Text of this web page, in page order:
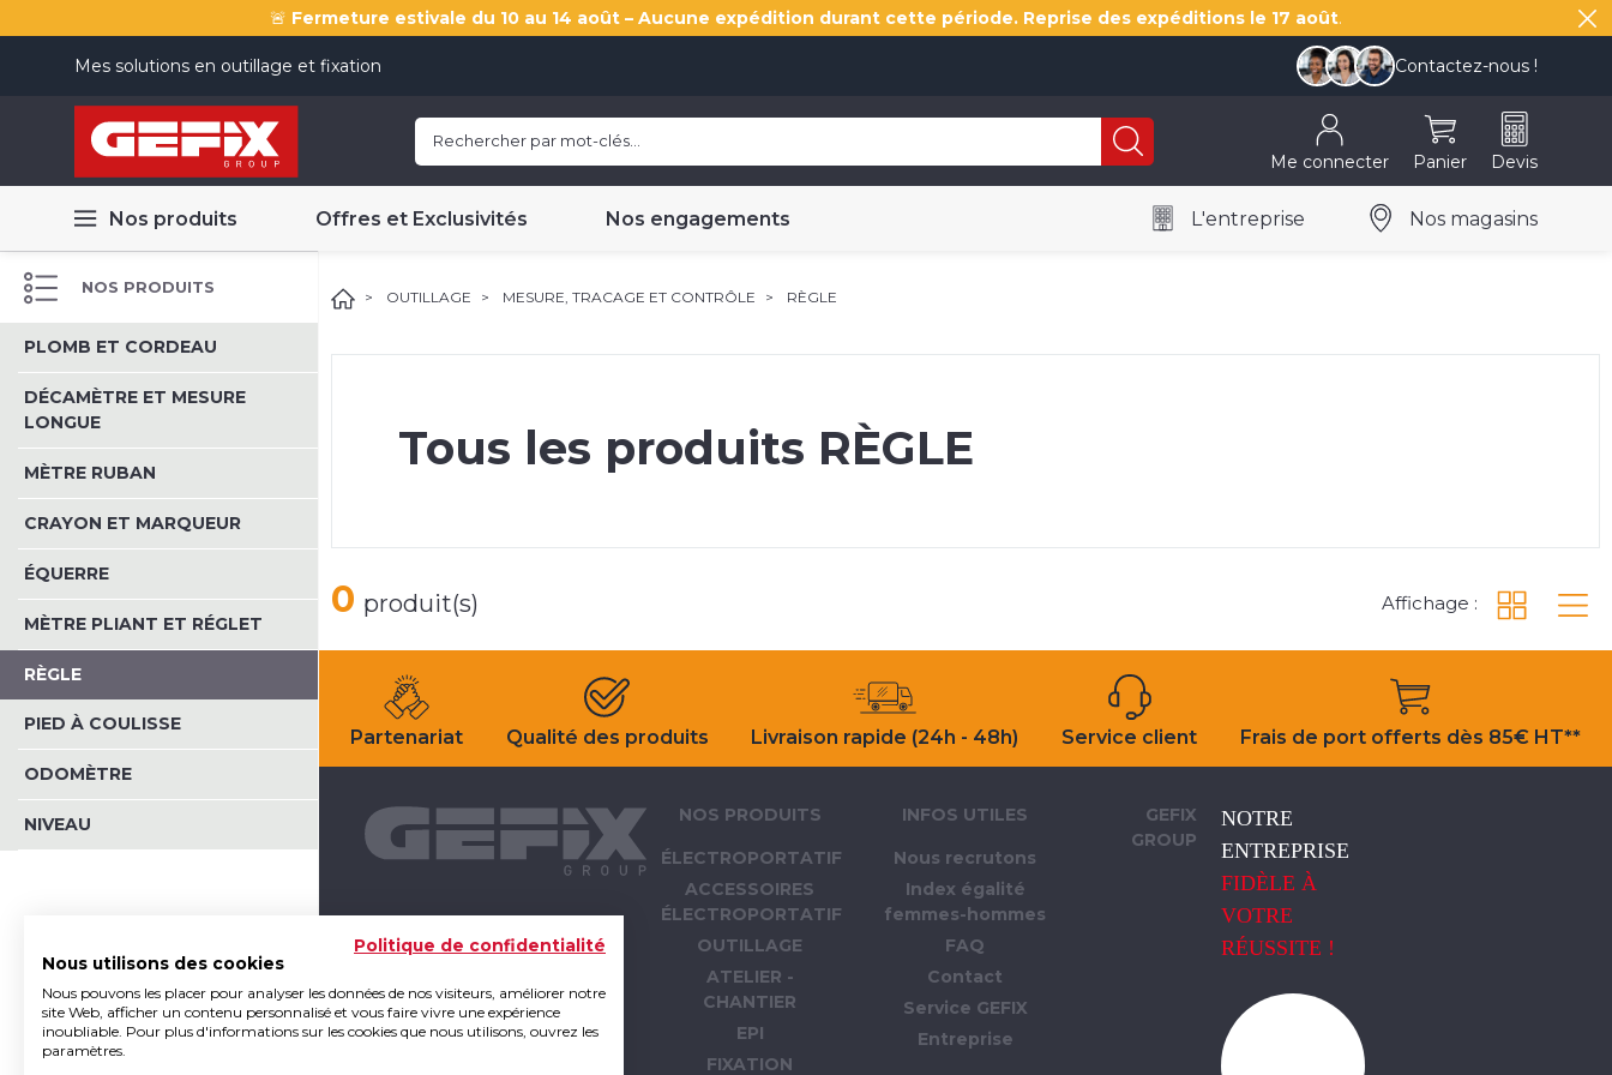
🚨 Fermeture estivale du 10 au 14 août – Aucune expédition durant cette période. Reprise des expéditions le 17 août.
Mes solutions en outillage et fixation Contactez-nous !
Me connecter Panier Devis
Nos produits Offres et Exclusivités Nos engagements L'entreprise Nos magasins
NOS PRODUITS
PLOMB ET CORDEAU
DÉCAMÈTRE ET MESURE
LONGUE
MÈTRE RUBAN
CRAYON ET MARQUEUR
ÉQUERRE
MÈTRE PLIANT ET RÉGLET
RÈGLE
PIED À COULISSE
ODOMÈTRE
NIVEAU
OUTILLAGE MESURE, TRACAGE ET CONTRÔLE RÈGLE
Tous les produits RÈGLE
0 produit(s) Affichage :
Partenariat Qualité des produits Livraison rapide (24h - 48h) Service client Frais de port offerts dès 85€ HT**
NOS PRODUITS
ÉLECTROPORTATIF
ACCESSOIRES
ÉLECTROPORTATIF
OUTILLAGE
ATELIER -
CHANTIER
EPI
FIXATION
INFOS UTILES
Nous recrutons
Index égalité
femmes-hommes
FAQ
Contact
Service GEFIX
Entreprise
GEFIX
GROUP
NOTRE
ENTREPRISE
FIDÈLE À
VOTRE
RÉUSSITE !
Politique de confidentialité
Nous utilisons des cookies
Nous pouvons les placer pour analyser les données de nos visiteurs, améliorer notre
site Web, afficher un contenu personnalisé et vous faire vivre une expérience
inoubliable. Pour plus d'informations sur les cookies que nous utilisons, ouvrez les
paramètres.